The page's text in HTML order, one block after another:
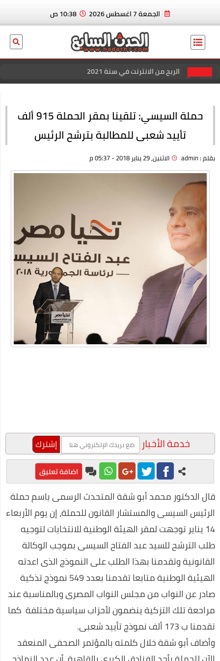
الجمعة 7 اغسطس 2026 10:38 ص
الربح من الانترنت في سنة 2021
إسلامه رسميا
بسكوت العشردقايق
الربح من الانترنت في سنة 2021
منصة كل الكوبونات للحصول علي افضل خصم عند الشراء
افضل خصومات المتاجر الإلكترونية للتسوق عبر كوبون زاد
اقوي عروض وباقات فودافون
أداة محول التاريخ
ما هو الفرق بين لقاحات كورونا الثلاث الشهيرة؟ وأي واحد يتوجب
عليك أن تأخذه؟
شركة خدمات منزلية بالدمام
عبارات عن البيئة
أهمية دعم بحث وتطوير أعمال الشركات في الوقت الحالي
"شيخ عمد الصعيد" ٤٥ سنه عموديه
كتاب جديد للكاتب "محمد عبد المعز حميد " يرصد دور وسائل
الاجتماعي بعنوان "الإعلام العفوي"
محمد عبد المعز حميد يفوز بجائزة أفضل فيلم توعوي عن المخدرات
طرق مربحة للعمل من المنزل
محمد رجب يبدع في مسلسل ضربة معلم في اولي حلقات المسلسل
على غرار أحمد خالد توفيق.. محمود عوض يتألق في ربوع الثقافة
قرارات صارمة وغرامات كبيرة علي المواطنين لمواجهة كورونا
صناعة العطور في المنزل
مراحل علاج إدمان الكحول
احسن برامج الكمبيوتر 2020
التداول عن طريق الانترنت
فوائد السمسم المدهشة (أكثر من 10 فوائد رائعة)
طريقة عمل الفطير المشلتت مثل المخابز
حملة السيسي: تلقينا بمقر الحملة 915 ألف
تأييد شعبى للمطالبة بترشح الرئيس
بقلم :admin الاثنين, 29 يناير 2018 - 05:37 م
خدمة الأخبار
اضافة تعليق
قال الدكتور محمد أبو شقة المتحدث الرسمى باسم حملة
الرئيس السيسى والمستشار القانون للحملة، إن يوم الأربعاء
14 يناير توجهت لمقر الهيئة الوطنية للانتخابات لتوجيه
طلب الترشح للسيد عبد الفتاح السيسى بموجب الوكالة
القانونية وتقدمنا بهذا الطلب على النموذج الذى اعدته
الهيئية الوطنية متابعا تقدمنا بعدد 549 نموذج تذكية
صادر عن النواب من مجلس النواب المصرى وبالمناسبة عند
مراحعة تلك التزكية ينضمون لأحزاب سياسية مختلفة كما
تقدمنا ب 173 ألف نموذج تأييد شعبى.
وأضاف أبو شقة خلال كلمته بالمؤتمر الصحفى المنعقد